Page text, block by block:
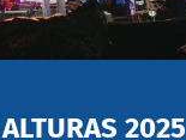
2025